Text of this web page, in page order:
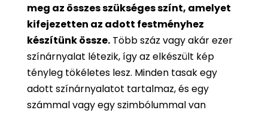
meg az összes szükséges színt, amelyet
kifejezetten az adott festményhez
készítünk össze. Több száz vagy akár ezer
színárnyalat létezik, így az elkészült kép
tényleg tökéletes lesz. Minden tasak egy
adott színárnyalatot tartalmaz, és egy
számmal vagy egy szimbólummal van